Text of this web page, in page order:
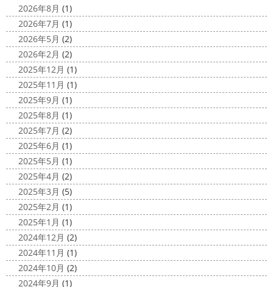
2026年8月 (1)
2026年7月 (1)
2026年5月 (2)
2026年2月 (2)
2025年12月 (1)
2025年11月 (1)
2025年9月 (1)
2025年8月 (1)
2025年7月 (2)
2025年6月 (1)
2025年5月 (1)
2025年4月 (2)
2025年3月 (5)
2025年2月 (1)
2025年1月 (1)
2024年12月 (2)
2024年11月 (1)
2024年10月 (2)
2024年9月 (1)